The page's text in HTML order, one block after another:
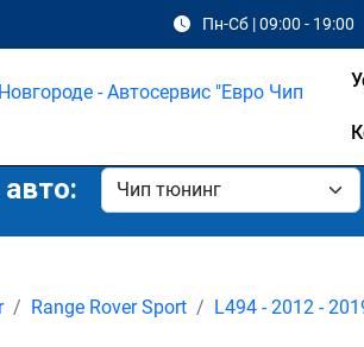
Пн-Сб | 09:00 - 19:00
Range Rover Sport L494 - 2012 -